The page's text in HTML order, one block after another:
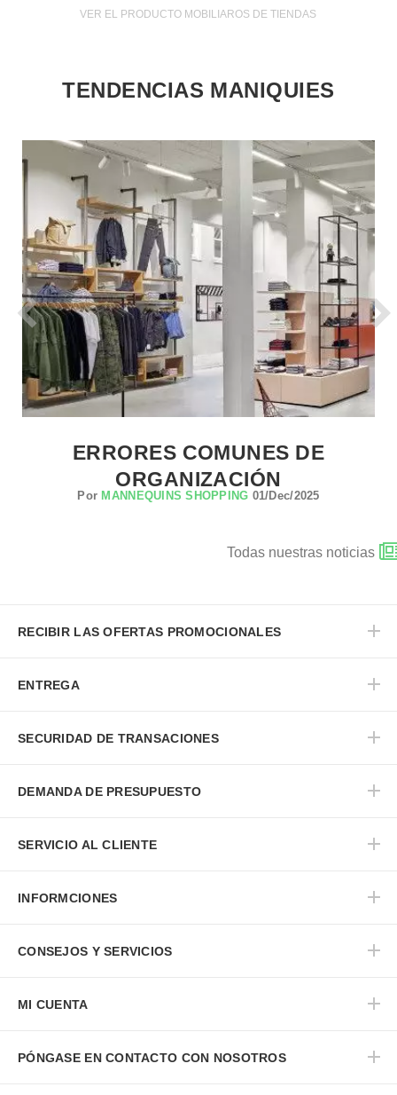
VER EL PRODUCTO MOBILIAROS DE TIENDAS
TENDENCIAS MANIQUIES
ERRORES COMUNES DE
ORGANIZACIÓN
Por MANNEQUINS SHOPPING 01/Dec/2025
Todas nuestras noticias
RECIBIR LAS OFERTAS PROMOCIONALES
ENTREGA
SECURIDAD DE TRANSACIONES
DEMANDA DE PRESUPUESTO
SERVICIO AL CLIENTE
INFORMCIONES
CONSEJOS Y SERVICIOS
MI CUENTA
PÓNGASE EN CONTACTO CON NOSOTROS